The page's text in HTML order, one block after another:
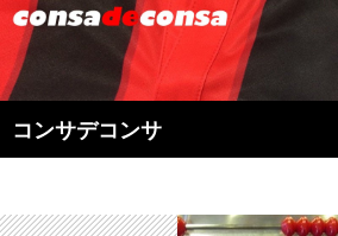
コンサデコンサ
索
ン